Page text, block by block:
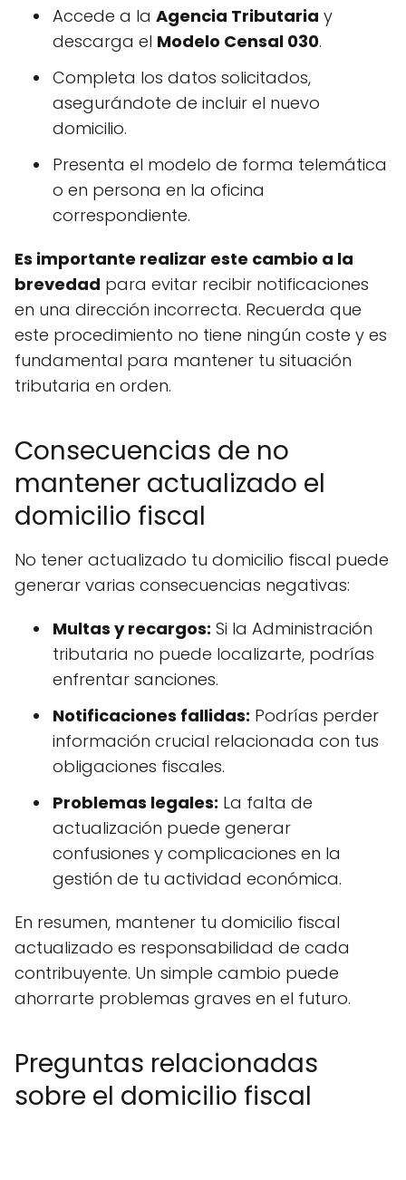
Accede a la Agencia Tributaria y
descarga el Modelo Censal 030.
Completa los datos solicitados,
asegurándote de incluir el nuevo
domicilio.
Presenta el modelo de forma telemática
o en persona en la oficina
correspondiente.
Es importante realizar este cambio a la
brevedad para evitar recibir notificaciones
en una dirección incorrecta. Recuerda que
este procedimiento no tiene ningún coste y es
fundamental para mantener tu situación
tributaria en orden.
Consecuencias de no
mantener actualizado el
domicilio fiscal
No tener actualizado tu domicilio fiscal puede
generar varias consecuencias negativas:
Multas y recargos: Si la Administración
tributaria no puede localizarte, podrías
enfrentar sanciones.
Notificaciones fallidas: Podrías perder
información crucial relacionada con tus
obligaciones fiscales.
Problemas legales: La falta de
actualización puede generar
confusiones y complicaciones en la
gestión de tu actividad económica.
En resumen, mantener tu domicilio fiscal
actualizado es responsabilidad de cada
contribuyente. Un simple cambio puede
ahorrarte problemas graves en el futuro.
Preguntas relacionadas
sobre el domicilio fiscal